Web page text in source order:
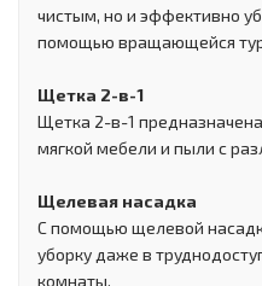
чистым, но и эффективно
помощью вращающейся
Щетка 2-в-1
Щетка 2-в-1
мягкой мебели и пыли с
Щелевая насадка
С помощью щелевой
уборку даже в
комнаты.